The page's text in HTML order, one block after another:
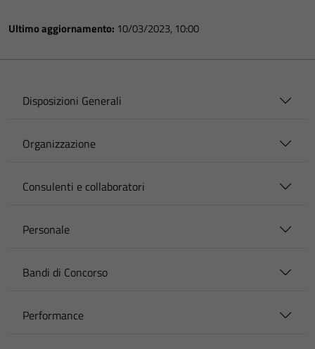
Ultimo aggiornamento: 10/03/2023, 10:00
Disposizioni Generali
Organizzazione
Consulenti e collaboratori
Personale
Bandi di Concorso
Performance